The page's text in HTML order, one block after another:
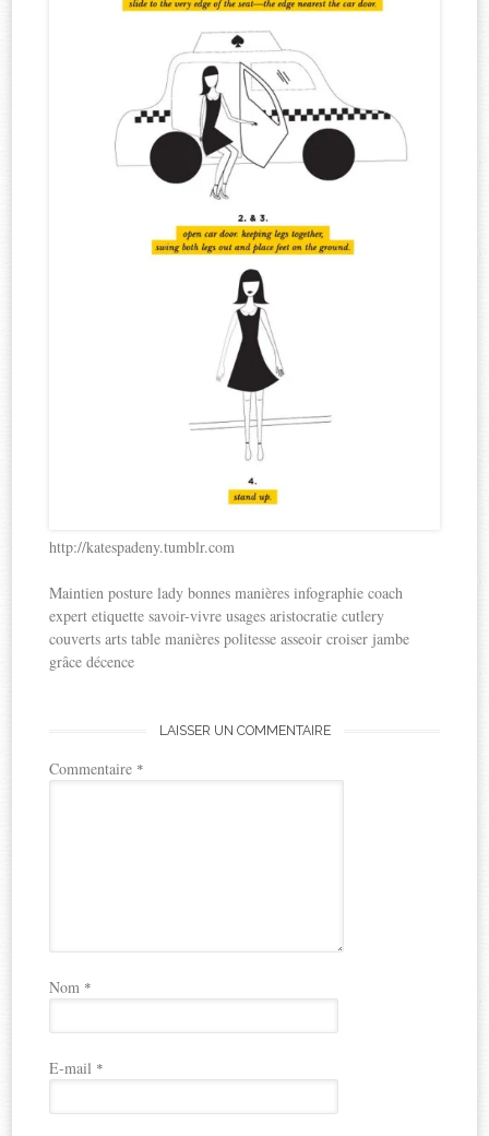
http://katespadeny.tumblr.com
Maintien posture lady bonnes manières infographie coach
expert etiquette savoir-vivre usages aristocratie cutlery
couverts arts table manières politesse asseoir croiser jambe
grâce décence
LAISSER UN COMMENTAIRE
Commentaire *
Nom *
E-mail *